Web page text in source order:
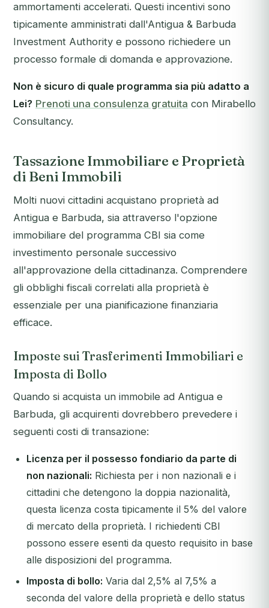
ammortamenti accelerati. Questi incentivi sono
tipicamente amministrati dall'Antigua & Barbuda
Investment Authority e possono richiedere un
processo formale di domanda e approvazione.
Non è sicuro di quale programma sia più adatto a
Lei? Prenoti una consulenza gratuita con Mirabello
Consultancy.
Tassazione Immobiliare e Proprietà
di Beni Immobili
Molti nuovi cittadini acquistano proprietà ad
Antigua e Barbuda, sia attraverso l'opzione
immobiliare del programma CBI sia come
investimento personale successivo
all'approvazione della cittadinanza. Comprendere
gli obblighi fiscali correlati alla proprietà è
essenziale per una pianificazione finanziaria
efficace.
Imposte sui Trasferimenti Immobiliari e
Imposta di Bollo
Quando si acquista un immobile ad Antigua e
Barbuda, gli acquirenti dovrebbero prevedere i
seguenti costi di transazione:
Licenza per il possesso fondiario da parte di
non nazionali: Richiesta per i non nazionali e i
cittadini che detengono la doppia nazionalità,
questa licenza costa tipicamente il 5% del valore
di mercato della proprietà. I richiedenti CBI
possono essere esenti da questo requisito in base
alle disposizioni del programma.
Imposta di bollo: Varia dal 2,5% al 7,5% a
seconda del valore della proprietà e dello status